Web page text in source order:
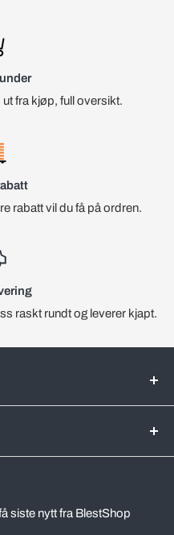
fra kjøp, full oversikt.
rabatt vil du få på ordren.
raskt rundt og leverer kjapt.
av produktene blir
her i Norge.
utvalg av varer,
kostnader. Dette skal
siste nytt fra BlestShop